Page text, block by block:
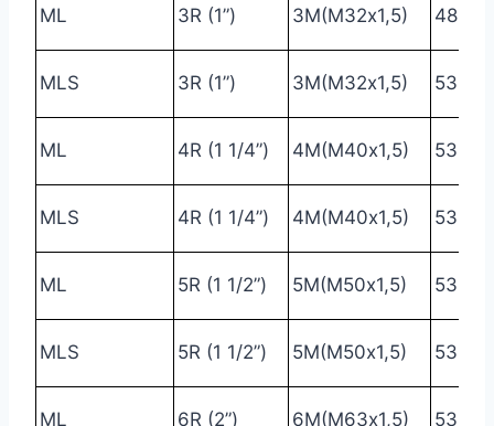
ML 3R (1”) 3М(М32х1,5) 48
MLS 3R (1”) 3М(М32х1,5) 53
ML 4R (1 1/4”) 4М(М40х1,5) 53
MLS 4R (1 1/4”) 4М(М40х1,5) 53
ML 5R (1 1/2”) 5М(М50х1,5) 53
MLS 5R (1 1/2”) 5М(М50х1,5) 53
ML 6R (2”) 6М(М63х1,5) 53